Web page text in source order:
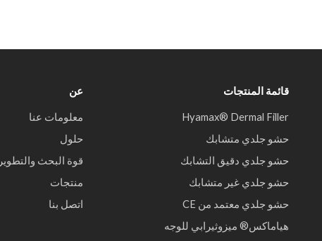
قائمة المنتجات
Hyamax® Dermal Filler
حشو جلدي متشابك
حشو جلدي دقيق التشابك
حشو جلدي غير متشابك
حشو جلدي معتمد من CE
هياماكس® ميزوثيرابي للوجه
عن
معلومات عنا
حلول
قوة البحث والتطوير
منتجات
اتصل بنا